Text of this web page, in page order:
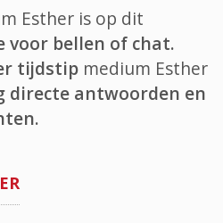
Esther is op dit
voor bellen of chat.
tijdstip medium Esther
directe antwoorden en